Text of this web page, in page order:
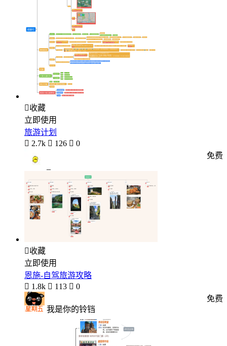
收藏
立即使用
旅游计划
 2.7k  126  0
免费
收藏
立即使用
恩施-自驾旅游攻略
 1.8k  113  0
我是你的铃铛
免费